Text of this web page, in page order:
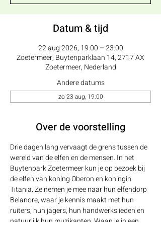
Datum & tijd
22 aug 2026, 19:00 – 23:00
Zoetermeer, Buytenparklaan 14, 2717 AX
Zoetermeer, Nederland
Andere datums
zo 23 aug, 19:00
Over de voorstelling
Drie dagen lang vervaagt de grens tussen de
wereld van de elfen en de mensen. In het
Buytenpark Zoetermeer kun je op bezoek bij
de elfen van koning Oberon en koningin
Titania. Ze nemen je mee naar hun elfendorp
Belanore, waar je kennis maakt met hun
ruiters, hun jagers, hun handwerkslieden en
natuurlijk hun muzikanten. Waan je in een